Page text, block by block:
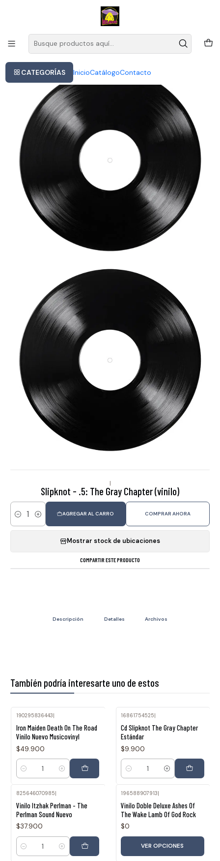
CATEGORÍAS InicioCatálogoContacto
Este es el texto del slide
|
Slipknot - .5: The Gray Chapter (vinilo)
Cantidad
AGREGAR AL CARRO COMPRAR AHORA
Mostrar stock de ubicaciones
COMPARTIR ESTE PRODUCTO
Descripción Detalles Archivos
También podría interesarte uno de estos
190295836443|
Iron Maiden Death On The Road
Vinilo Nuevo Musicovinyl
$49.900
Cantidad
16861754525|
Cd Slipknot The Gray Chapter
Estándar
$9.900
Cantidad
825646070985|
Vinilo Itzhak Perlman - The
Perlman Sound Nuevo
$37.900
Cantidad
196588907913|
Vinilo Doble Deluxe Ashes Of
The Wake Lamb Of God Rock
$0
VER OPCIONES